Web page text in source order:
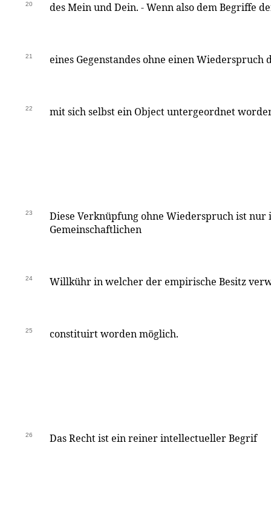
20 des Mein und Dein. - Wenn also dem Begriffe
21 eines Gegenstandes ohne einen
22 mit sich selbst ein Object untergeordnet
23
Diese Verknüpfung ohne Wiederspruch ist nur
Gemeinschaftlichen
24 Willkühr in welcher der empirische Besitz
25 constituirt worden möglich.
26 Das Recht ist ein reiner intellectueller Begrif